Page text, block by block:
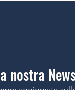
nostra